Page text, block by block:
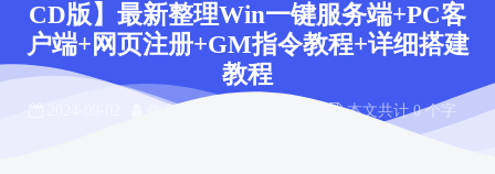
CD版】最新整理Win一键服务端+PC客
户端+网页注册+GM指令教程+详细搭建
教程
本文共计 0 个字